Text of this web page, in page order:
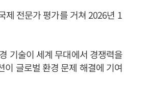
제 전문가 평가를 거쳐 2026년 1
기술이 세계 무대에서 경쟁력을
글로벌 환경 문제 해결에 기여